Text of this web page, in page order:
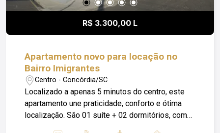
R$ 3.300,00 L
Apartamento novo para locação no
Bairro Imigrantes
Centro - Concórdia/SC
Localizado a apenas 5 minutos do centro, este
apartamento une praticidade, conforto e ótima
localização. São 01 suíte + 02 dormitórios, com